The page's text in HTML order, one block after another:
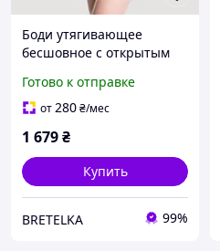
Боди утягивающее
бесшовное с открытым
119 XXL
Готово к отправке
от280₴/мес
1 679₴
Купить
BRETELKA 99%